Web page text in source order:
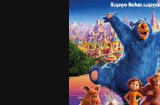
Культура
Мероприятия
Новости